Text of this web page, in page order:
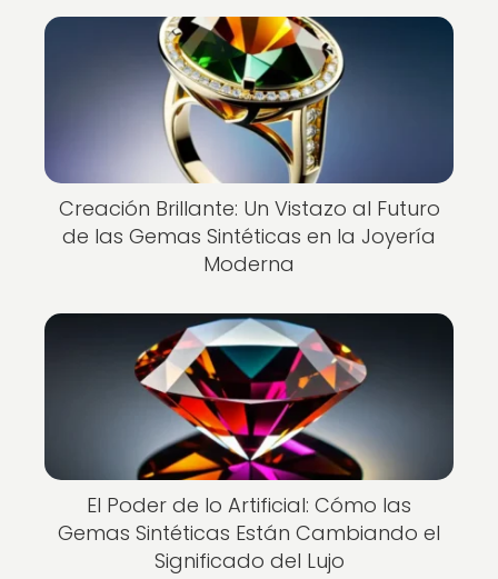
Creación Brillante: Un Vistazo al Futuro
de las Gemas Sintéticas en la Joyería
Moderna
El Poder de lo Artificial: Cómo las
Gemas Sintéticas Están Cambiando el
Significado del Lujo